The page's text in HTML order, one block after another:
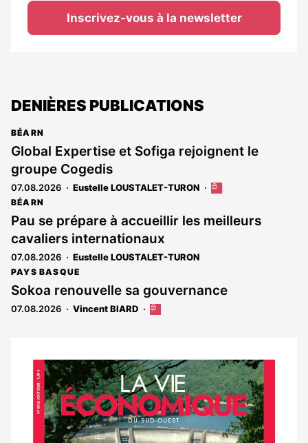
Inscrivez-vous à la newsletter
DENIÈRES PUBLICATIONS
BÉARN
Global Expertise et Sofiga rejoignent le
groupe Cogedis
07.08.2026 Eustelle LOUSTALET-TURON
Cet
est
réservé
BÉARN
Pau se prépare à accueillir les meilleurs
cavaliers internationaux
07.08.2026 Eustelle LOUSTALET-TURON
PAYS BASQUE
Sokoa renouvelle sa gouvernance
07.08.2026 Vincent BIARD
Cet
aux
abonnés
Notre
dernier
magazine